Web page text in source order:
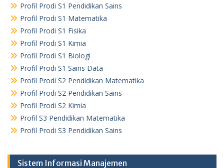
Profil Prodi S1 Pendidikan Sains
Profil Prodi S1 Matematika
Profil Prodi S1 Fisika
Profil Prodi S1 Kimia
Profil Prodi S1 Biologi
Profil Prodi S1 Sains Data
Profil Prodi S2 Pendidikan Matematika
Profil Prodi S2 Pendidikan Sains
Profil Prodi S2 Kimia
Profil S3 Pendidikan Matematika
Profil Prodi S3 Pendidikan Sains
Sistem Informasi Manajemen